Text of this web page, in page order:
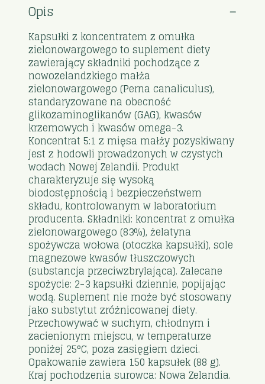
Opis
Kapsułki z koncentratem z omułka
zielonowargowego to suplement diety
zawierający składniki pochodzące z
nowozelandzkiego małża
zielonowargowego (Perna canaliculus),
standaryzowane na obecność
glikozaminoglikanów (GAG), kwasów
krzemowych i kwasów omega-3.
Koncentrat 5:1 z mięsa małży pozyskiwany
jest z hodowli prowadzonych w czystych
wodach Nowej Zelandii. Produkt
charakteryzuje się wysoką
biodostępnością i bezpieczeństwem
składu, kontrolowanym w laboratorium
producenta. Składniki: koncentrat z omułka
zielonowargowego (83%), żelatyna
spożywcza wołowa (otoczka kapsułki), sole
magnezowe kwasów tłuszczowych
(substancja przeciwzbrylająca). Zalecane
spożycie: 2-3 kapsułki dziennie, popijając
wodą. Suplement nie może być stosowany
jako substytut zróżnicowanej diety.
Przechowywać w suchym, chłodnym i
zacienionym miejscu, w temperaturze
poniżej 25°C, poza zasięgiem dzieci.
Opakowanie zawiera 150 kapsułek (88 g).
Kraj pochodzenia surowca: Nowa Zelandia.